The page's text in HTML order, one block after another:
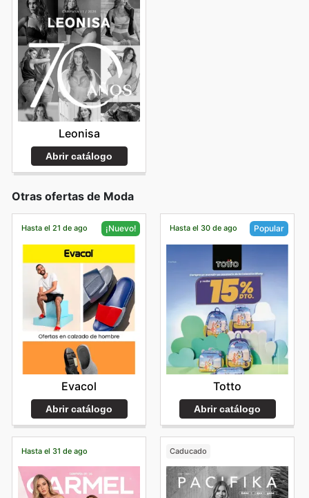
Leonisa
Abrir catálogo
Otras ofertas de Moda
Hasta el 21 de ago ¡Nuevo!
Evacol
Abrir catálogo
Hasta el 30 de ago Popular
Totto
Abrir catálogo
Hasta el 31 de ago Caducado